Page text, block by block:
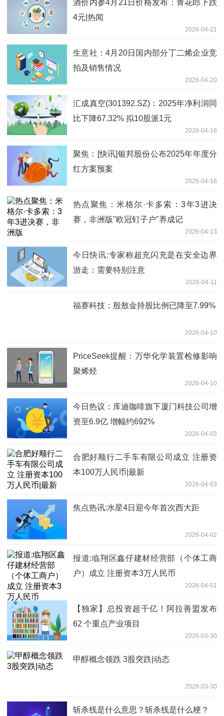
酒价内参4月21日价格发布：青花郎下跌
4元|热闻
2026-04-21
生意社：4月20日国内部分丁二烯企业竞
拍及销售情况
2026-04-20
汇成真空(301392.SZ)：2025年净利润同
比下降67.32% 拟10股派1元
2026-04-16
聚焦：[快讯]银邦股份公布2025年年度分
红方案预案
2026-04-16
热点聚焦：米格尔·卡多索：3年3进决
赛，非洲版"欧冠钉子户"养成记
2026-04-13
今日快讯:专家称超充闪充是在安全边界
游走：需要特别注意
2026-04-11
福赛科技：殷敖金持股比例已降至7.99%
2026-04-10
PriceSeek提醒：万华化学装置检修影响
聚烯烃
2026-04-10
今日热议：库迪咖啡旗下厦门科技公司增
资至6.9亿 增幅约692%
2026-04-03
合肥好顺行二手车有限公司成立 注册资
本100万人民币|最新
2026-04-03
焦点热讯:水星4日迎今年首次西大距
2026-04-02
报道:临翔区鑫仔建材经营部（个体工商
户）成立 注册资本3万人民币
2026-04-01
【独家】总投资超千亿！阿拉善盟发布
62 个重点产业项目
2026-03-30
甲醇概念领跌 3股突跌|动态
2026-03-30
斩杀线是什么意思？斩杀线是什么梗？